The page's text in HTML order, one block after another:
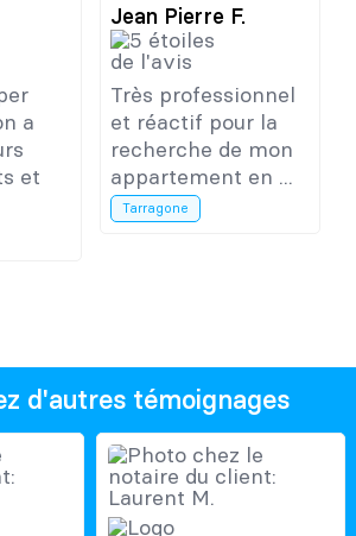
a
et
Jean Pierre F.
Très professionnel
et réactif pour la
recherche de mon
appartement en ...
Tarragone
d'autres témoignages